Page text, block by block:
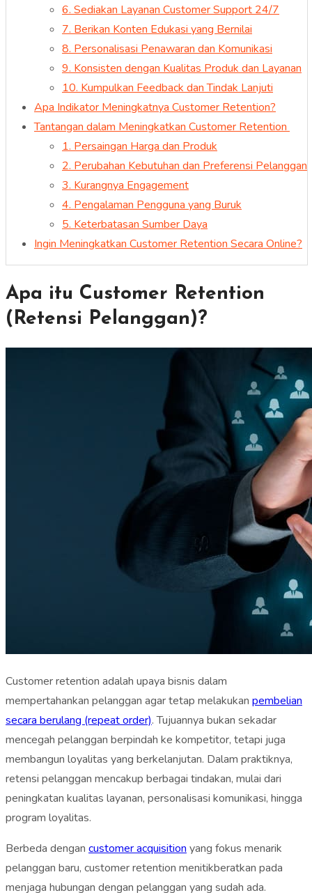
6. Sediakan Layanan Customer Support 24/7
7. Berikan Konten Edukasi yang Bernilai
8. Personalisasi Penawaran dan Komunikasi
9. Konsisten dengan Kualitas Produk dan Layanan
10. Kumpulkan Feedback dan Tindak Lanjuti
Apa Indikator Meningkatnya Customer Retention?
Tantangan dalam Meningkatkan Customer Retention
1. Persaingan Harga dan Produk
2. Perubahan Kebutuhan dan Preferensi Pelanggan
3. Kurangnya Engagement
4. Pengalaman Pengguna yang Buruk
5. Keterbatasan Sumber Daya
Ingin Meningkatkan Customer Retention Secara Online?
Apa itu Customer Retention
(Retensi Pelanggan)?
Customer retention adalah upaya bisnis dalam
mempertahankan pelanggan agar tetap melakukan pembelian
secara berulang (repeat order). Tujuannya bukan sekadar
mencegah pelanggan berpindah ke kompetitor, tetapi juga
membangun loyalitas yang berkelanjutan. Dalam praktiknya,
retensi pelanggan mencakup berbagai tindakan, mulai dari
peningkatan kualitas layanan, personalisasi komunikasi, hingga
program loyalitas.
Berbeda dengan customer acquisition yang fokus menarik
pelanggan baru, customer retention menitikberatkan pada
menjaga hubungan dengan pelanggan yang sudah ada.